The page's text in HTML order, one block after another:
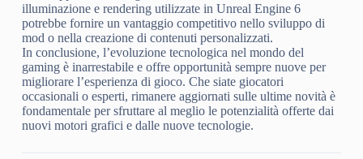
illuminazione e rendering utilizzate in Unreal Engine 6
potrebbe fornire un vantaggio competitivo nello sviluppo di
mod o nella creazione di contenuti personalizzati.
In conclusione, l’evoluzione tecnologica nel mondo del
gaming è inarrestabile e offre opportunità sempre nuove per
migliorare l’esperienza di gioco. Che siate giocatori
occasionali o esperti, rimanere aggiornati sulle ultime novità è
fondamentale per sfruttare al meglio le potenzialità offerte dai
nuovi motori grafici e dalle nuove tecnologie.